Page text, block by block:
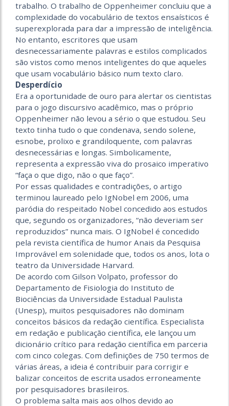
trabalho. O trabalho de Oppenheimer concluiu que a
complexidade do vocabulário de textos ensaísticos é
superexplorada para dar a impressão de inteligência.
No entanto, escritores que usam
desnecessariamente palavras e estilos complicados
são vistos como menos inteligentes do que aqueles
que usam vocabulário básico num texto claro.
Desperdício
Era a oportunidade de ouro para alertar os cientistas
para o jogo discursivo acadêmico, mas o próprio
Oppenheimer não levou a sério o que estudou. Seu
texto tinha tudo o que condenava, sendo solene,
esnobe, prolixo e grandiloquente, com palavras
desnecessárias e longas. Simbolicamente,
representa a expressão viva do prosaico imperativo
“faça o que digo, não o que faço”.
Por essas qualidades e contradições, o artigo
terminou laureado pelo IgNobel em 2006, uma
paródia do respeitado Nobel concedido aos estudos
que, segundo os organizadores, “não deveriam ser
reproduzidos” nunca mais. O IgNobel é concedido
pela revista científica de humor Anais da Pesquisa
Improvável em solenidade que, todos os anos, lota o
teatro da Universidade Harvard.
De acordo com Gilson Volpato, professor do
Departamento de Fisiologia do Instituto de
Biociências da Universidade Estadual Paulista
(Unesp), muitos pesquisadores não dominam
conceitos básicos da redação científica. Especialista
em redação e publicação científica, ele lançou um
dicionário crítico para redação científica em parceria
com cinco colegas. Com definições de 750 termos de
várias áreas, a ideia é contribuir para corrigir e
balizar conceitos de escrita usados erronea­mente
por pesquisadores brasileiros.
O problema salta mais aos olhos devido ao